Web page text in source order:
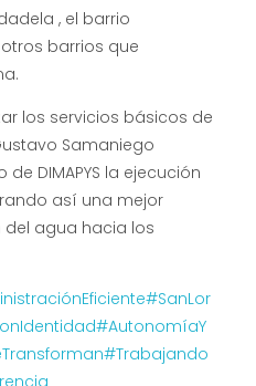
, el barrio
barrios que
los servicios básicos de
Samaniego
DIMAPYS la ejecución
así una mejor
agua hacia los
#SanLor
#AutonomíaY
#Trabajando